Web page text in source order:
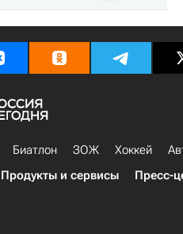
Биатлон ЗОЖ Хоккей
Продукты и сервисы Пресс-